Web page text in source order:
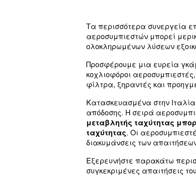
Αρχική Ιστολόγιο
Τα περισσότερα
αεροσυμπιεστών
ολοκληρωμένων
Προσφέρουμε μια
κοχλιοφόροι